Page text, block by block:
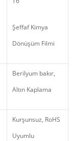
Şeffaf Kimya
Dönüşüm Filmi
Berilyum bakır,
Altın Kaplama
Kurşunsuz, RoHS
Uyumlu